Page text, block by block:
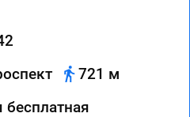
721 м
бесплатная